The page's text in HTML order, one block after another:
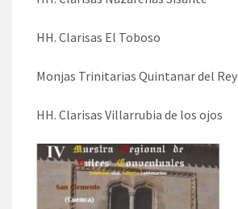
HH. Clarisas El Toboso
Monjas Trinitarias Quintanar del Rey
HH. Clarisas Villarrubia de los ojos